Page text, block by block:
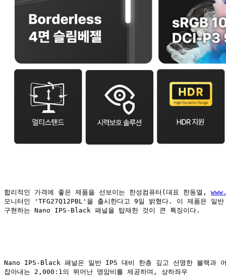
합리적인 가격에 좋은 제품을 선보이는 한성컴퓨터 (대표 한동열 ,
모니터인
'TFG27Q12PBL' 을 출시한다고 9일 밝혔다 . 이 제품은 일반
구현하는 Nano IPS-Black 패널을 탑재한 것이 큰 특징이다 .
Nano IPS-Black 패널은 일반 IPS 대비 한층 깊고 선명한 블랙과
잡아내는 2,000:1 의 뛰어난 명암비를 제공하며 , 상하좌우